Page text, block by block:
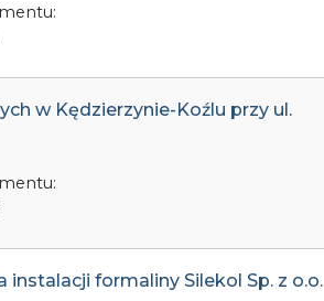
w Kędzierzynie-Koźlu przy ul.
formaliny Silekol Sp. z o.o.